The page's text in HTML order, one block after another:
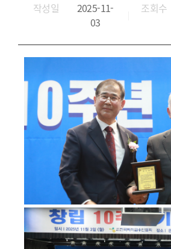
작성일
2025-11-
03
조회수